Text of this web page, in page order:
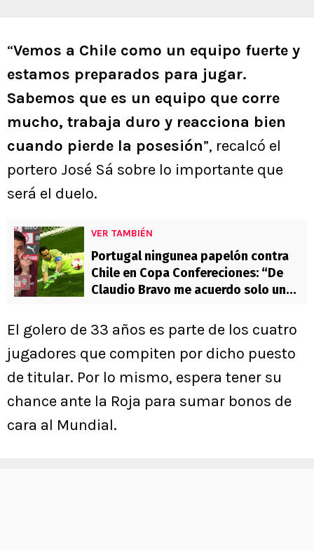
“Vemos a Chile como un equipo fuerte y
estamos preparados para jugar.
Sabemos que es un equipo que corre
mucho, trabaja duro y reacciona bien
cuando pierde la posesión”, recalcó el
portero José Sá sobre lo importante que
será el duelo.
VER TAMBIÉN
Portugal ningunea papelón contra
Chile en Copa Confereciones: “De
Claudio Bravo me acuerdo solo un
El golero de 33 años es parte de los cuatro
jugadores que compiten por dicho puesto
de titular. Por lo mismo, espera tener su
chance ante la Roja para sumar bonos de
cara al Mundial.